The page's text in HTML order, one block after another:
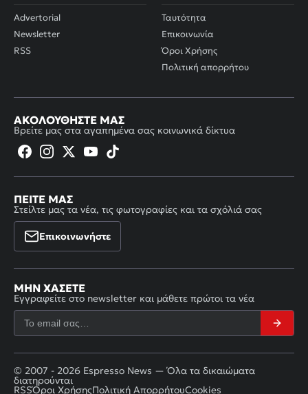
Advertorial
Newsletter
RSS
Ταυτότητα
Επικοινωνία
Όροι Χρήσης
Πολιτική απορρήτου
ΑΚΟΛΟΥΘΉΣΤΕ ΜΑΣ
Βρείτε μας στα αγαπημένα σας κοινωνικά δίκτυα
ΠΕΊΤΕ ΜΑΣ
Στείλτε μας τα νέα, τις φωτογραφίες και τα σχόλιά σας
Επικοινωνήστε
ΜΗΝ ΧΆΣΕΤΕ
Εγγραφείτε στο newsletter και μάθετε πρώτοι τα νέα
© 2007 - 2026 Espresso News — Όλα τα δικαιώματα
διατηρούνται
RSSΌροι ΧρήσηςΠολιτική ΑπορρήτουCookies